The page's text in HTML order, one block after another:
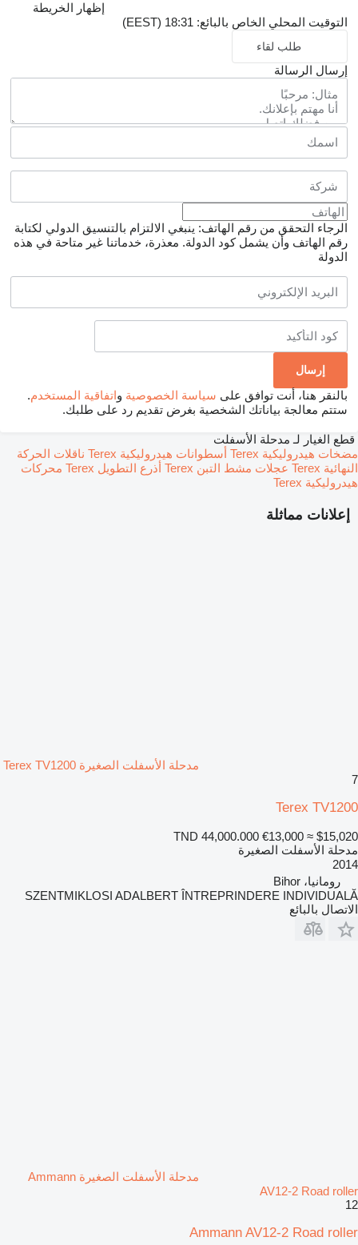
إظهار الخريطة
التوقيت المحلي الخاص بالبائع: 18:31 (EEST)
طلب لقاء
إرسال الرسالة
الرجاء التحقق من رقم الهاتف: ينبغي الالتزام بالتنسيق الدولي لكتابة
رقم الهاتف وأن يشمل كود الدولة. معذرة، خدماتنا غير متاحة في هذه
الدولة
بالنقر هنا، أنت توافق على سياسة الخصوصية واتفاقية المستخدم.
ستتم معالجة بياناتك الشخصية بغرض تقديم رد على طلبك.
إعلانات مماثلة
مدحلة الأسفلت الصغيرة Terex TV1200
7
Terex TV1200
TND 44,000.000 €13,000 ≈ $15,020
مدحلة الأسفلت الصغيرة
2014
رومانيا، Bihor
SZENTMIKLOSI ADALBERT ÎNTREPRINDERE INDIVIDUALĂ
الاتصال بالبائع
مدحلة الأسفلت الصغيرة Ammann
AV12-2 Road roller
12
Ammann AV12-2 Road roller
قطع الغيار لـ مدحلة الأسفلت
مضخات هيدروليكية Terex
أسطوانات هيدروليكية Terex
ناقلات الحركة
النهائية Terex
عجلات مشط التبن Terex أذرع التطويل Terex
محركات
هيدروليكية Terex